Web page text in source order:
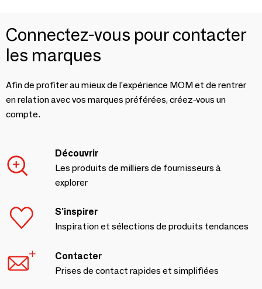
Connectez-vous pour contacter
les marques
Afin de profiter au mieux de l'expérience MOM et de rentrer
en relation avec vos marques préférées, créez-vous un
compte.
Découvrir
Les produits de milliers de fournisseurs à
explorer
S'inspirer
Inspiration et sélections de produits tendances
Contacter
Prises de contact rapides et simplifiées